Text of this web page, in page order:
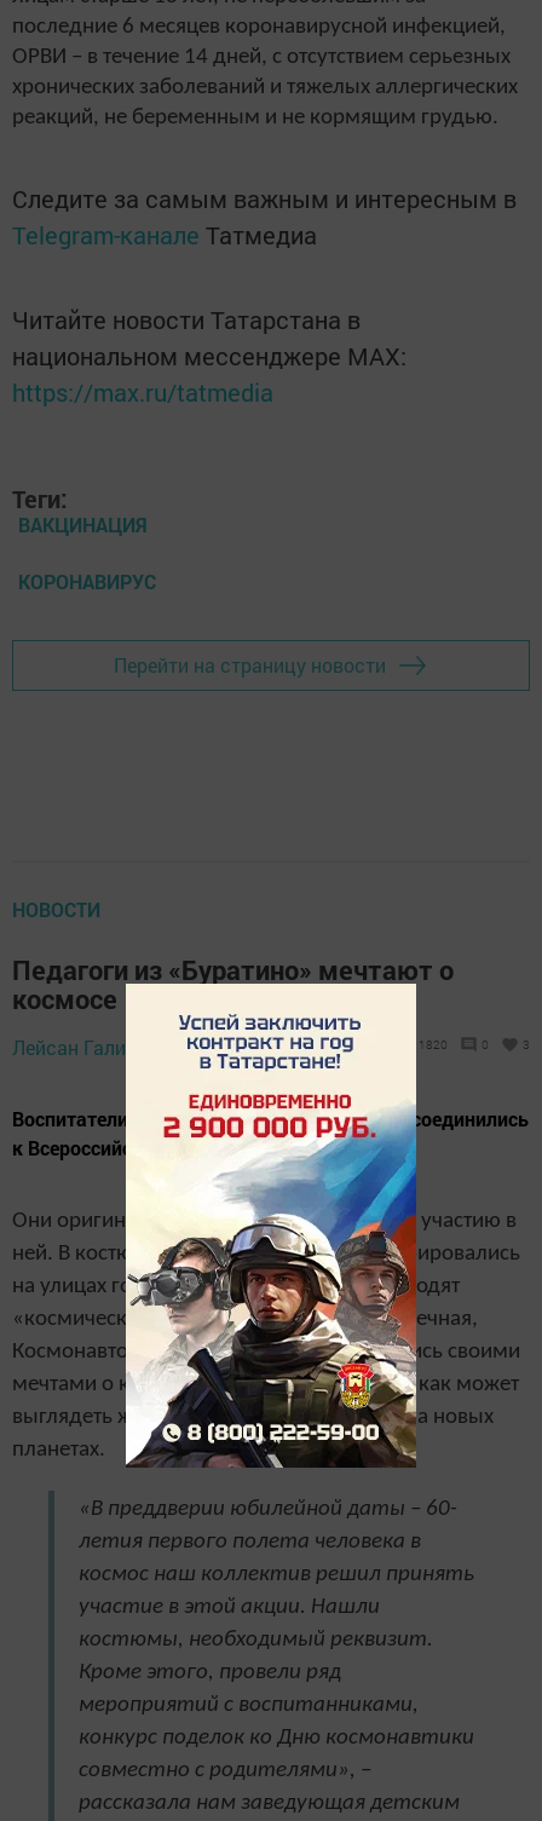
последние 6 месяцев коронавирусной инфекцией,
ОРВИ – в течение 14 дней, с отсутствием серьезных
хронических заболеваний и тяжелых аллергических
реакций, не беременным и не кормящим грудью.
Следите за самым важным и интересным в
Telegram-канале Татмедиа
Читайте новости Татарстана в
национальном мессенджере MАХ:
https://max.ru/tatmedia
Теги:
ВАКЦИНАЦИЯ
КОРОНАВИРУС
Перейти на страницу новости
НОВОСТИ
Педагоги из «Буратино» мечтают о
космосе
Лейсан Галиева, 9 апреля 2021 - 11:45 1820 0 3
​​​​​​​Воспитатели детского сада «Буратино» присоединились
к Всероссийской акции «Мечты о космосе».
Они оригинально и креативно подошли к участию в
ней. В костюме космонавта они фотографировались
на улицах города, названия которых подходят
«космической» тематике: Звездная, Солнечная,
Космонавтов, Гагарина. А также поделились своими
мечтами о космическом будущем, о том, как может
выглядеть жизнь человечества «с нуля» на новых
планетах.
«В преддверии юбилейной даты – 60-
летия первого полета человека в
космос наш коллектив решил принять
участие в этой акции. Нашли
костюмы, необходимый реквизит.
Кроме этого, провели ряд
мероприятий с воспитанниками,
конкурс поделок ко Дню космонавтики
совместно с родителями», –
рассказала нам заведующая детским